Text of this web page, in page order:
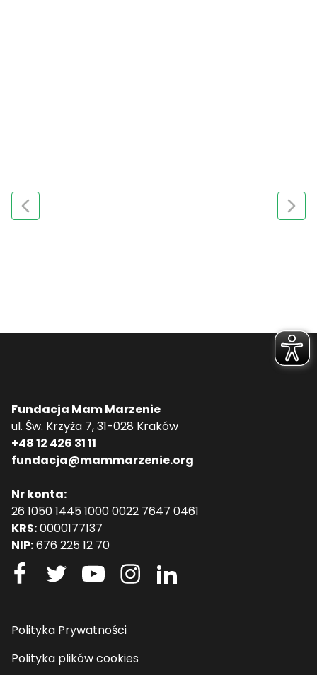
Fundacja Mam Marzenie
ul. Św. Krzyża 7, 31-028 Kraków
+48 12 426 31 11
fundacja@mammarzenie.org
Nr konta:
26 1050 1445 1000 0022 7647 0461
KRS:0000177137
NIP:676 225 12 70
Polityka Prywatności
Polityka plików cookies